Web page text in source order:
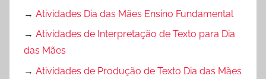
→ Atividades Dia das Mães Ensino Fundamental
→ Atividades de Interpretação de Texto para Dia
das Mães
→ Atividades de Produção de Texto Dia das Mães